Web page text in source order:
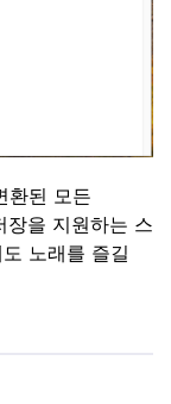
환된 모든
을 지원하는 스
노래를 즐길